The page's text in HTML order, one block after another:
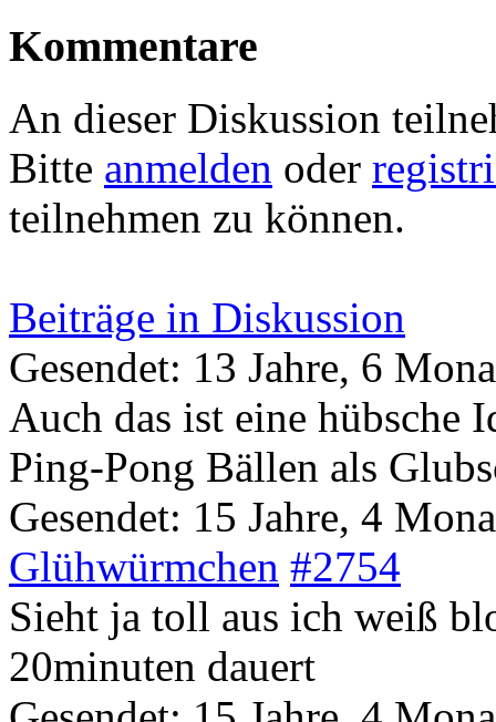
Kommentare
An dieser Diskussion
Bitte anmelden oder
teilnehmen zu können.
Beiträge in Diskussion
Gesendet: 13 Jahre, 6
Auch das ist eine hübsche
Ping-Pong Bällen als
Gesendet: 15 Jahre, 4
Glühwürmchen #2754
Sieht ja toll aus ich weiß
20minuten dauert